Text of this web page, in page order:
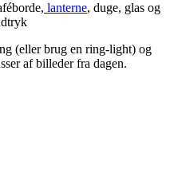
lanterne, duge, glas og
(eller brug en ring-light) og
af billeder fra dagen.